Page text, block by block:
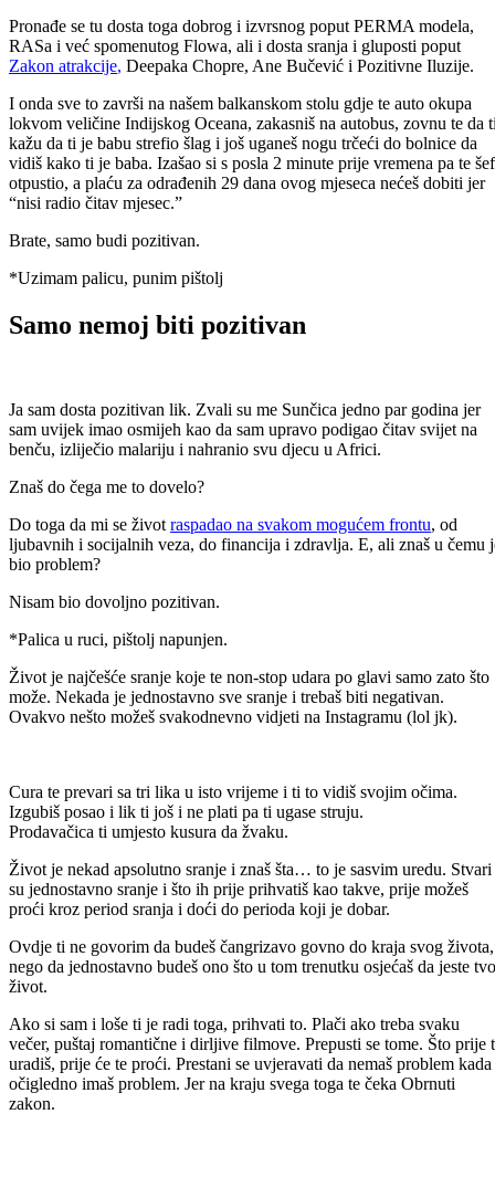
Pronađe se tu dosta toga dobrog i izvrsnog poput PERMA modela,
RASa i već spomenutog Flowa, ali i dosta sranja i gluposti poput
Zakon atrakcije, Deepaka Chopre, Ane Bučević i Pozitivne Iluzije.
I onda sve to završi na našem balkanskom stolu gdje te auto okupa
lokvom veličine Indijskog Oceana, zakasniš na autobus, zovnu te da
kažu da ti je babu strefio šlag i još uganeš nogu trčeći do bolnice da
vidiš kako ti je baba. Izašao si s posla 2 minute prije vremena pa te šef
otpustio, a plaću za odrađenih 29 dana ovog mjeseca nećeš dobiti jer
“nisi radio čitav mjesec.”
Brate, samo budi pozitivan.
*Uzimam palicu, punim pištolj
Samo nemoj biti pozitivan
Ja sam dosta pozitivan lik. Zvali su me Sunčica jedno par godina jer
sam uvijek imao osmijeh kao da sam upravo podigao čitav svijet na
benču, izliječio malariju i nahranio svu djecu u Africi.
Znaš do čega me to dovelo?
Do toga da mi se život raspadao na svakom mogućem frontu, od
ljubavnih i socijalnih veza, do financija i zdravlja. E, ali znaš u čemu
bio problem?
Nisam bio dovoljno pozitivan.
*Palica u ruci, pištolj napunjen.
Život je najčešće sranje koje te non-stop udara po glavi samo zato što
može. Nekada je jednostavno sve sranje i trebaš biti negativan.
Ovakvo nešto možeš svakodnevno vidjeti na Instagramu (lol jk).
Cura te prevari sa tri lika u isto vrijeme i ti to vidiš svojim očima.
Izgubiš posao i lik ti još i ne plati pa ti ugase struju.
Prodavačica ti umjesto kusura da žvaku.
Život je nekad apsolutno sranje i znaš šta… to je sasvim uredu. Stvari
su jednostavno sranje i što ih prije prihvatiš kao takve, prije možeš
proći kroz period sranja i doći do perioda koji je dobar.
Ovdje ti ne govorim da budeš čangrizavo govno do kraja svog života,
nego da jednostavno budeš ono što u tom trenutku osjećaš da jeste
život.
Ako si sam i loše ti je radi toga, prihvati to. Plači ako treba svaku
večer, puštaj romantične i dirljive filmove. Prepusti se tome. Što prije
uradiš, prije će te proći. Prestani se uvjeravati da nemaš problem kada
očigledno imaš problem. Jer na kraju svega toga te čeka Obrnuti
zakon.